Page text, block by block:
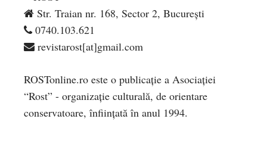
Str. Traian nr. 168, Sector 2, București
0740.103.621
revistarost[at]gmail.com
ROSTonline.ro este o publicaţie a Asociaţiei
“Rost” - organizaţie culturală, de orientare
conservatoare, înfiinţată în anul 1994.